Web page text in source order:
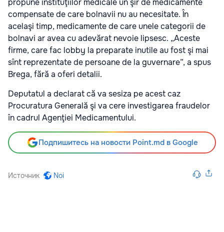
propune instituţiilor medicale un şir de medicamente
compensate de care bolnavii nu au necesitate. În
acelaşi timp, medicamente de care unele categorii de
bolnavi ar avea cu adevărat nevoie lipsesc. „Aceste
firme, care fac lobby la preparate inutile au fost şi mai
sînt reprezentate de persoane de la guvernare”, a spus
Brega, fără a oferi detalii.
Deputatul a declarat că va sesiza pe acest caz
Procuratura Generală şi va cere investigarea fraudelor
în cadrul Agenţiei Medicamentului.
Подпишитесь на новости Point.md в Google
Источник Noi